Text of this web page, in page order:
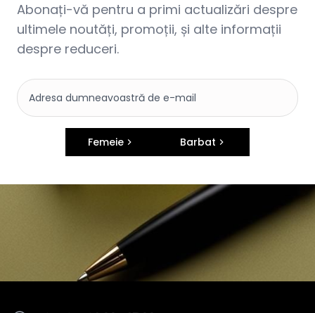
Abonați-vă pentru a primi actualizări despre
ultimele noutăți, promoții, și alte informații
despre reduceri.
Femeie Barbat